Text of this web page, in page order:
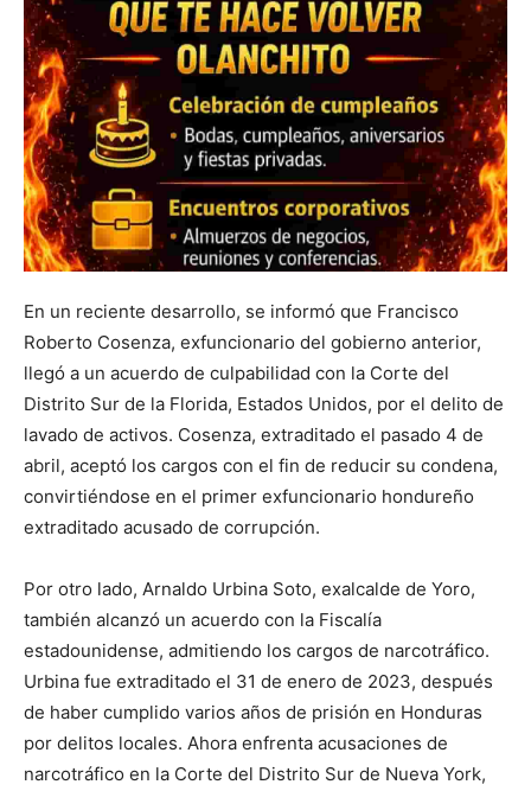
En un reciente desarrollo, se informó que Francisco
Roberto Cosenza, exfuncionario del gobierno anterior,
llegó a un acuerdo de culpabilidad con la Corte del
Distrito Sur de la Florida, Estados Unidos, por el delito de
lavado de activos. Cosenza, extraditado el pasado 4 de
abril, aceptó los cargos con el fin de reducir su condena,
convirtiéndose en el primer exfuncionario hondureño
extraditado acusado de corrupción.
Por otro lado, Arnaldo Urbina Soto, exalcalde de Yoro,
también alcanzó un acuerdo con la Fiscalía
estadounidense, admitiendo los cargos de narcotráfico.
Urbina fue extraditado el 31 de enero de 2023, después
de haber cumplido varios años de prisión en Honduras
por delitos locales. Ahora enfrenta acusaciones de
narcotráfico en la Corte del Distrito Sur de Nueva York,